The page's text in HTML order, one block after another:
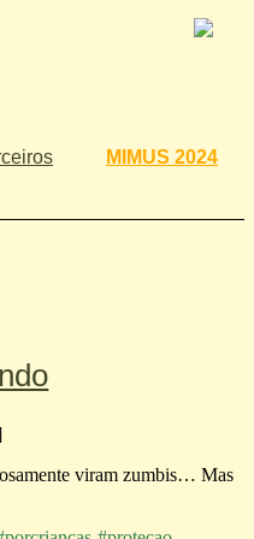
MIMUS 2024
viram zumbis… Mas